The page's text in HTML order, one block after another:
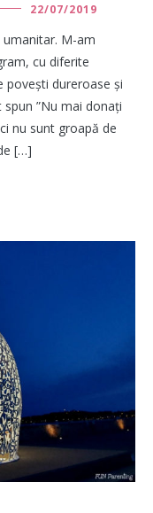
22/07/2019
M-am
cu diferite
povești dureroase și
”Nu mai donați
nu sunt groapă de
[…]